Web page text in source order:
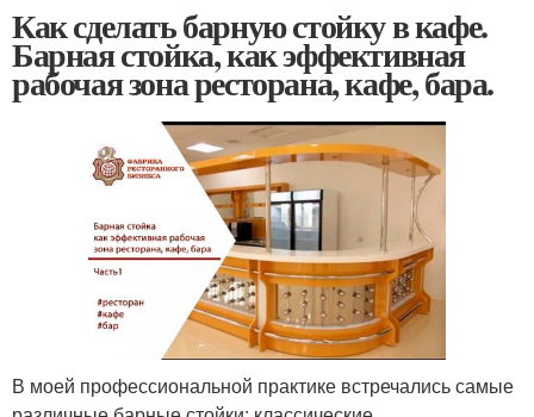
Как сделать барную стойку в кафе.
Барная стойка, как эффективная
рабочая зона ресторана, кафе, бара.
В моей профессиональной практике встречались самые